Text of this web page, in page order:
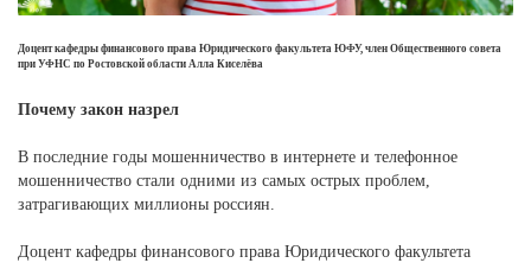
Доцент кафедры финансового права Юридического факультета ЮФУ, член Общественного совета
при УФНС по Ростовской области Алла Киселёва
Почему закон назрел
В последние годы мошенничество в интернете и телефонное
мошенничество стали одними из самых острых проблем,
затрагивающих миллионы россиян.
Доцент кафедры финансового права Юридического факультета